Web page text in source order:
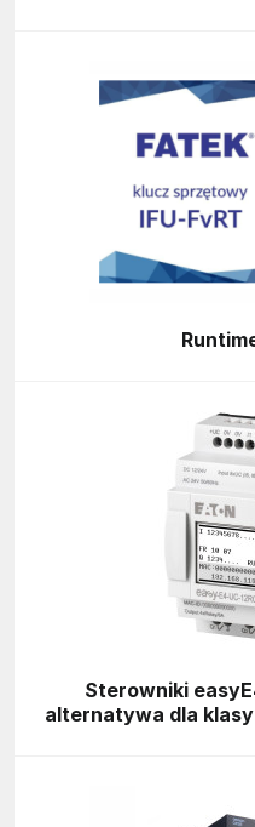
Sterowniki
alternatywa dla